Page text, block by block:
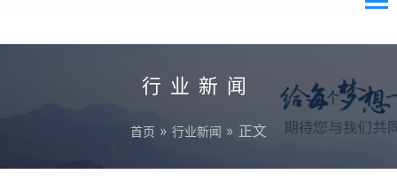
行业新闻
首页 » 行业新闻 » 正文